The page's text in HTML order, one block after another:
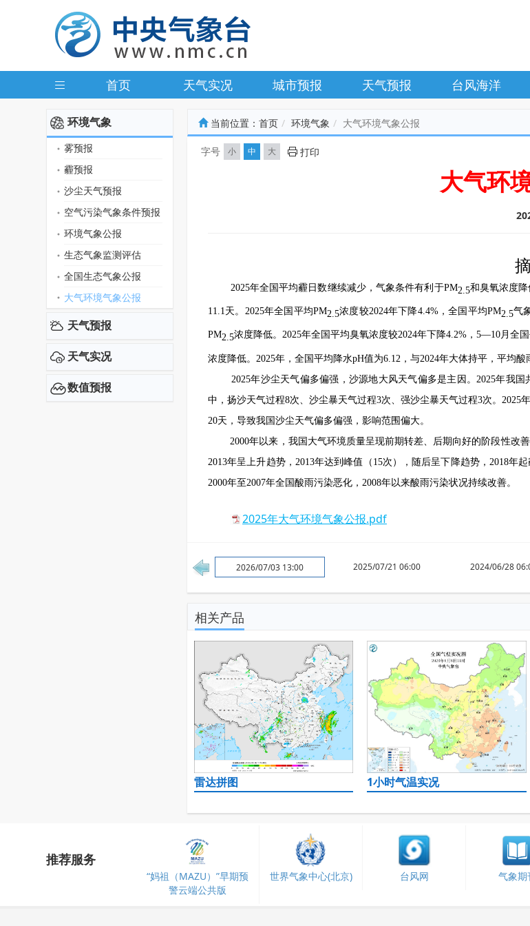
首页 天气实况 城市预报 天气预报 台风海洋
环境气象
雾预报
霾预报
沙尘天气预报
空气污染气象条件预报
环境气象公报
生态气象监测评估
全国生态气象公报
大气环境气象公报
天气预报
天气实况
数值预报
当前位置： 首页 环境气象 大气环境气象公报
字号 小 中 大 打印
大气环
2025年全国平均霾日数继续减少，气象条件有利于PM2.5和臭氧浓度降
11.1天。2025年全国平均PM2.5浓度较2024年下降4.4%，全国平均PM2.5气
PM2.5浓度降低。2025年全国平均臭氧浓度较2024年下降4.2%，5—10月全
浓度降低。2025年，全国平均降水pH值为6.12，与2024年大体持平，平均
2025年沙尘天气偏多偏强，沙源地大风天气偏多是主因。2025年我
中，扬沙天气过程8次、沙尘暴天气过程3次、强沙尘暴天气过程3次。
20天，导致我国沙尘天气偏多偏强，影响范围偏大。
2000年以来，我国大气环境质量呈现前期转差、后期向好的阶段性
2013年呈上升趋势，2013年达到峰值（15次），随后呈下降趋势，2018年
2000年至2007年全国酸雨污染恶化，2008年以来酸雨污染状况持续改善。
2025年大气环境气象公报.pdf
2026/07/03 13:00 2025/07/21 06:00 2024/06/28
相关产品
雷达拼图 1小时气温实况
推荐服务
“妈祖（MAZU）”早期预
警云端公共版
世界气象中心(北京) 台风网 气象期